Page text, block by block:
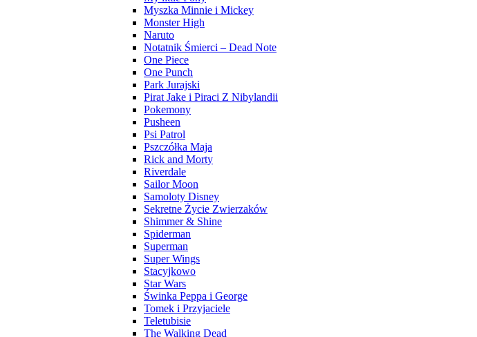
Myszka Minnie i Mickey
Monster High
Naruto
Notatnik Śmierci – Dead Note
One Piece
One Punch
Park Jurajski
Pirat Jake i Piraci Z Nibylandii
Pokemony
Pusheen
Psi Patrol
Pszczółka Maja
Rick and Morty
Riverdale
Sailor Moon
Samoloty Disney
Sekretne Życie Zwierzaków
Shimmer & Shine
Spiderman
Superman
Super Wings
Stacyjkowo
Star Wars
Świnka Peppa i George
Tomek i Przyjaciele
Teletubisie
The Walking Dead